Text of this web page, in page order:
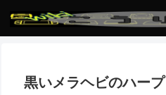
黒いメラヘビのハープ